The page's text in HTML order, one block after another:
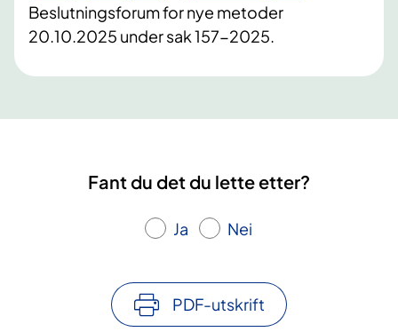
Beslutningsforum for nye metoder
20.10.2025 under sak 157-2025.
Fant du det du lette etter?
Ja Nei
PDF-utskrift